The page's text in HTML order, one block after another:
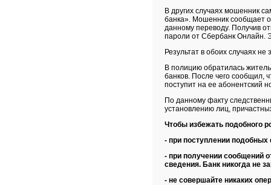
В других случаях мошенник
банка». Мошенник сообщает
данному переводу. Получив
пароли от Сбербанк Онлайн.
Результат в обоих случаях
В полицию обратилась
банков. После чего сообщил,
поступит на ее абонентский
По данному факту
установлению лиц,
Чтобы избежать подобного
- при поступлении
- при получении сообщений
сведения. Банк никогда не
- не совершайте никаких